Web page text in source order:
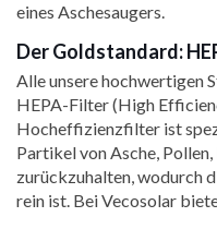
eines Aschesaugers.
Der Goldstandard:
Alle unsere hochwertigen
HEPA-Filter (High
Hocheffizienzfilter ist
Partikel von Asche,
zurückzuhalten, wodurch
rein ist. Bei Vecosolar